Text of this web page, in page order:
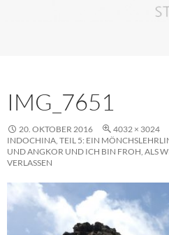
IMG_7651
20. OKTOBER 2016 4032 × 3024
INDOCHINA, TEIL 5: EIN
UND ANGKOR UND ICH BIN FROH, ALS
VERLASSEN